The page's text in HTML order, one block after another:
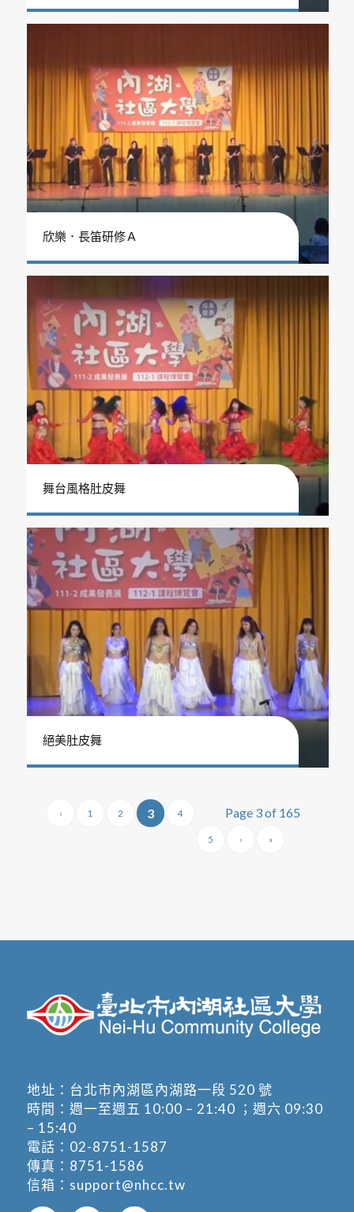
欣樂．長笛研修Ａ
舞台風格肚皮舞
絕美肚皮舞
Page 3 of 165
‹ 1 2 3 4
5 › »
地址： 台北市內湖區內湖路一段 520 號
時間：週一至週五 10:00 – 21:40 ；週六 09:30
– 15:40
電話： 02-8751-1587
傳真：8751-1586
信箱： support@nhcc.tw